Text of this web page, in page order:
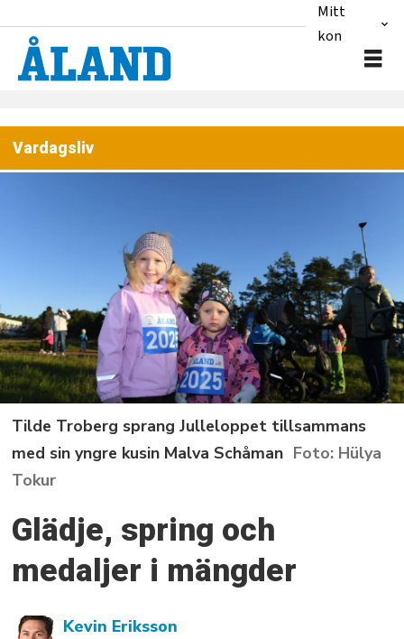
Mitt
konto
Vardagsliv
Tilde Troberg sprang Julleloppet tillsammans
med sin yngre kusin Malva Schåman
Hülya
Tokur
Glädje, spring och
medaljer i mängder
Kevin Eriksson